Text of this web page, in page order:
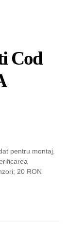
Cod
pentru montaj.
20 RON